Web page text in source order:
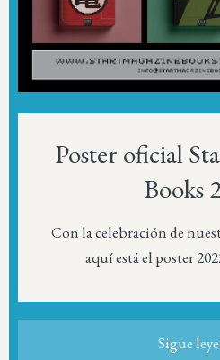
Poster oficial
Books
Con la celebración de
aquí está el poster
Sigue